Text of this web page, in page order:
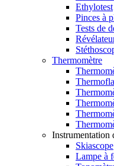
Ethylotest
Pinces à
Tests de
Thermomètre
Instrumentation
Skiascope
Lampe à